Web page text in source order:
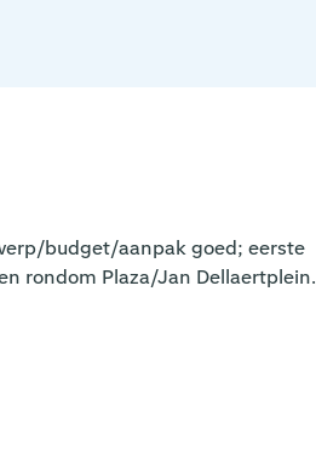
budget/aanpak goed; eerste
rondom Plaza/Jan Dellaertplein.